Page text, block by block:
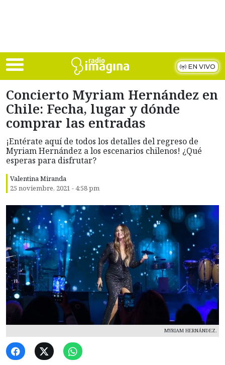
EN VIVO
Concierto Myriam Hernández en
Chile: Fecha, lugar y dónde
comprar las entradas
¡Entérate aquí de todos los detalles del regreso de
Myriam Hernández a los escenarios chilenos! ¿Qué
esperas para disfrutar?
Valentina Miranda
25 noviembre, 2021 - 4:58 pm
MYRIAM HERNÁNDEZ.